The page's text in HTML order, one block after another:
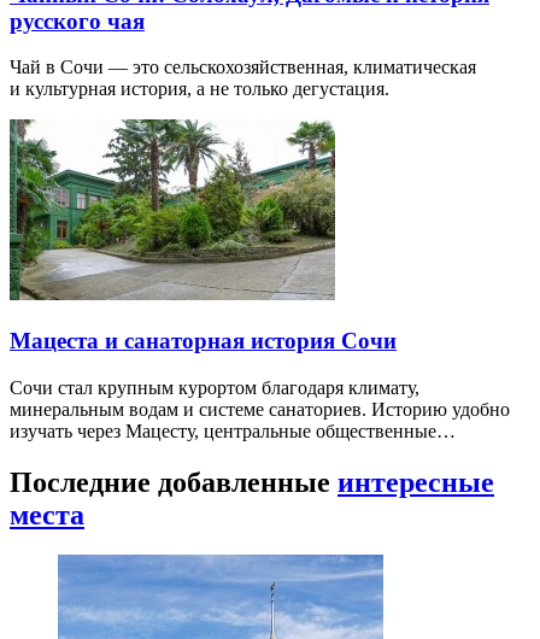
русского чая
Чай в Сочи — это сельскохозяйственная, климатическая
и культурная история, а не только дегустация.
Мацеста и санаторная история Сочи
Сочи стал крупным курортом благодаря климату,
минеральным водам и системе санаториев. Историю удобно
изучать через Мацесту, центральные общественные…
Последние добавленные интересные
места